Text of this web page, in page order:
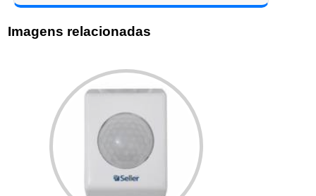
Imagens relacionadas